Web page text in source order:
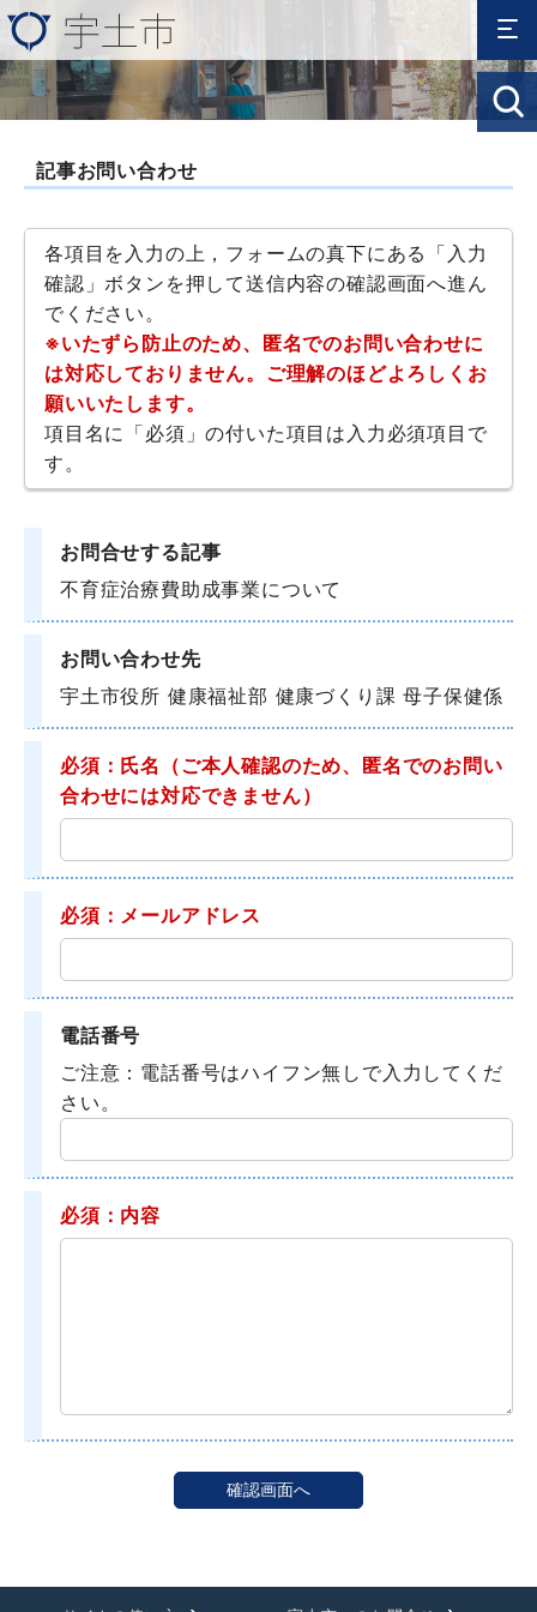
記事お問い合わせ
各項目を入力の上，フォームの真下にある「入力
確認」ボタンを押して送信内容の確認画面へ進ん
でください。
※いたずら防止のため、匿名でのお問い合わせに
は対応しておりません。ご理解のほどよろしくお
願いいたします。
項目名に「必須」の付いた項目は入力必須項目で
す。
お問合せする記事
不育症治療費助成事業について
お問い合わせ先
宇土市役所 健康福祉部 健康づくり課 母子保健係
必須：氏名
（ご本人確認のため、匿名でのお問い
合わせには対応できません）
必須：メールアドレス
電話番号
ご注意：電話番号はハイフン無しで入力してくだ
さい。
必須：内容